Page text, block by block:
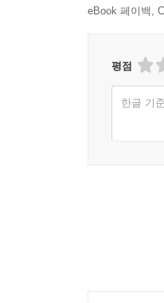
eBook 페이백,
평점
한글 기